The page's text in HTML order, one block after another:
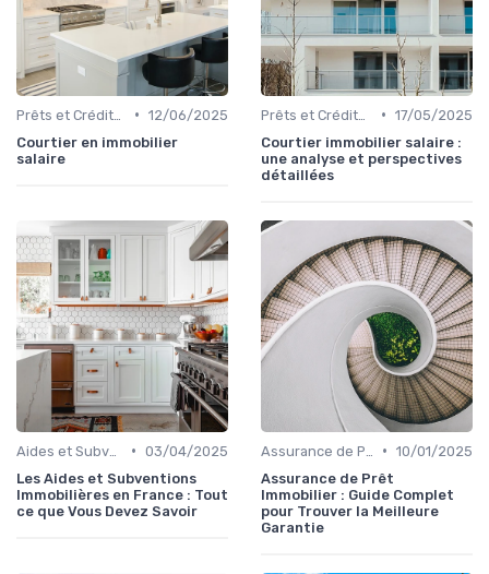
• 12/06/2025
Courtier en immobilier
salaire
• 17/05/2025
Courtier immobilier salaire :
une analyse et perspectives
détaillées
• 03/04/2025
Les Aides et Subventions
Immobilières en France : Tout
ce que Vous Devez Savoir
• 10/01/2025
Assurance de Prêt
Immobilier : Guide Complet
pour Trouver la Meilleure
Garantie